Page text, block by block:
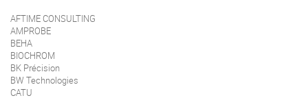
AFTIME CONSULTING
AMPROBE
BEHA
BIOCHROM
BK Précision
BW Technologies
CATU